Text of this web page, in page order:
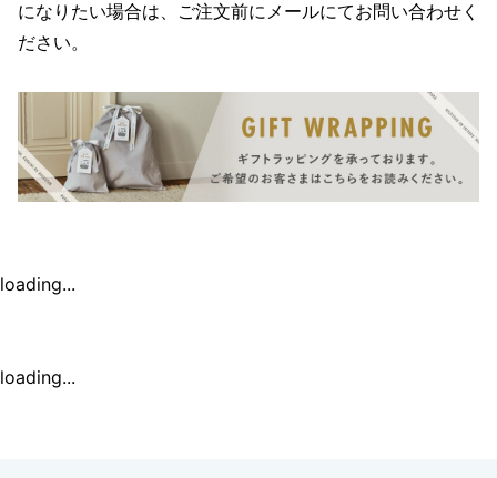
になりたい場合は、ご注文前にメールにてお問い合わせく
ださい。
loading...
loading...